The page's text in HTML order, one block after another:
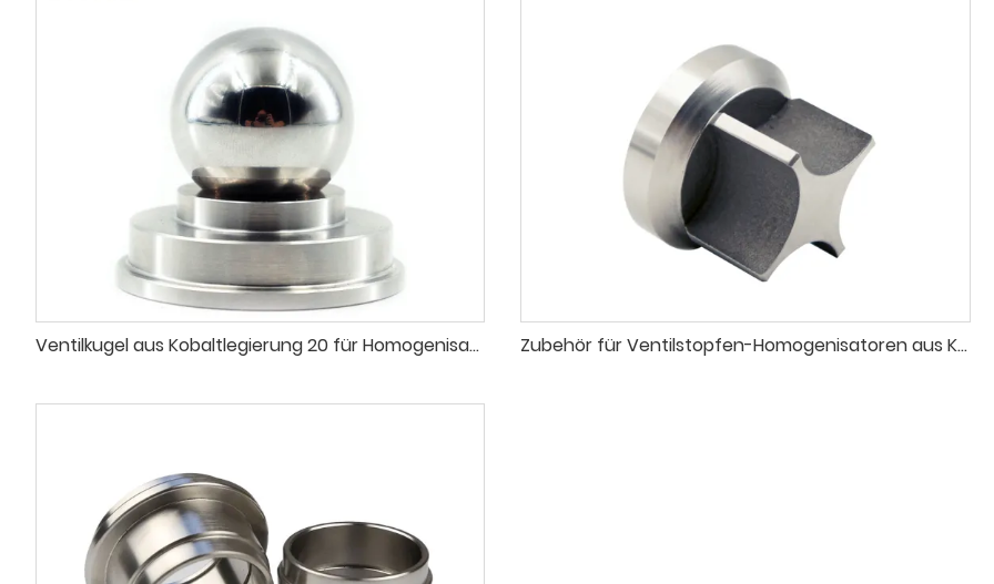
Ventilkugel aus Kobaltlegierung 20 für Homogenisator Zubehör für Ventilstopfen-Homogenisatoren aus Kobaltlegierung 20